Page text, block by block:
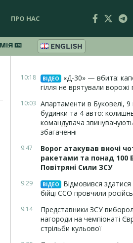
ПРО НАС
ENGLISH
10:18 ВІДЕО
«Д-30» — вбита:
гілля не врятували ворожі
10:03 Апартаменти в Буковелі, 9
будинки та 4 авто:
командувача
збагаченні
9:47
Ворог атакував вночі
ракетами та понад
Повітряні Сили ЗСУ
9:29 ВІДЕО
Відмовився
бійці ССО провчили
9:14
Представники ЗСУ
нагороди на чемпіонаті
стрільби кульової